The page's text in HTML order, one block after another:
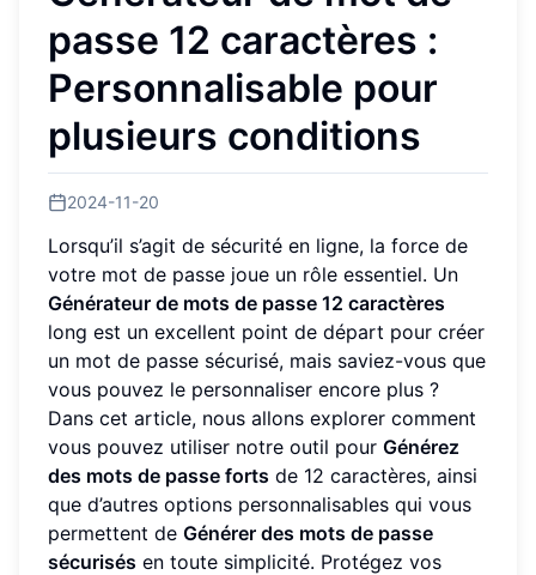
passe 12 caractères :
Personnalisable pour
plusieurs conditions
2024-11-20
Lorsqu’il s’agit de sécurité en ligne, la force de
votre mot de passe joue un rôle essentiel. Un
Générateur de mots de passe 12 caractères
long est un excellent point de départ pour créer
un mot de passe sécurisé, mais saviez-vous que
vous pouvez le personnaliser encore plus ?
Dans cet article, nous allons explorer comment
vous pouvez utiliser notre outil pour Générez
des mots de passe forts de 12 caractères, ainsi
que d’autres options personnalisables qui vous
permettent de Générer des mots de passe
sécurisés en toute simplicité. Protégez vos